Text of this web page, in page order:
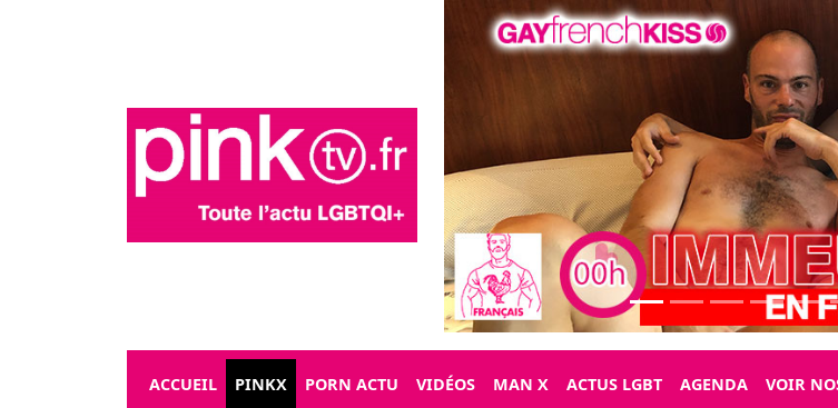
ACCUEIL PINKX PORN ACTU VIDÉOS MAN X ACTUS LGBT AGENDA VOIR
Le film de la soirée sur PinkX :
Raging Stallion Studios